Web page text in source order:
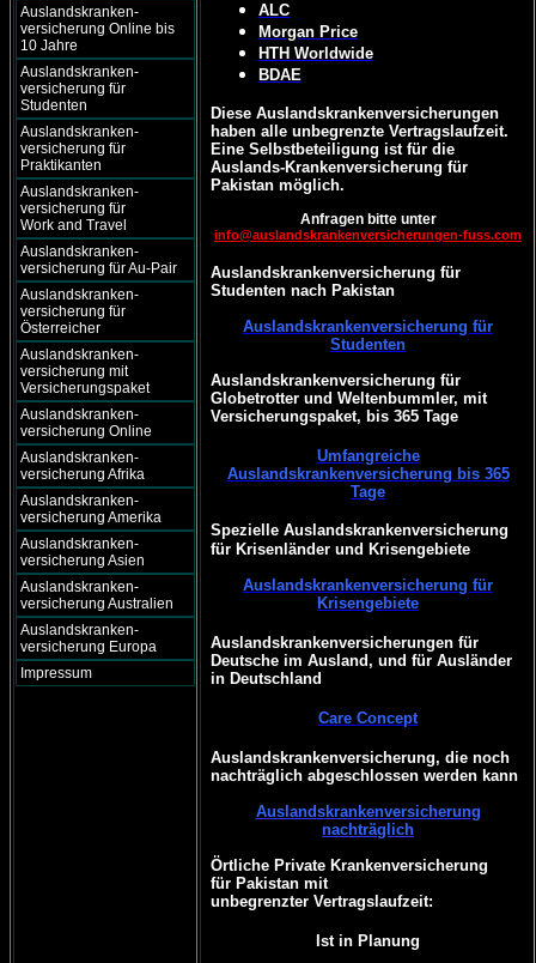
Auslandskranken-
versicherung Online bis
10 Jahre
Auslandskranken-
versicherung für
Studenten
Auslandskranken-
versicherung für
Praktikanten
Auslandskranken-
versicherung für
Work and Travel
Auslandskranken-
versicherung für Au-Pair
Auslandskranken-
versicherung für
Österreicher
Auslandskranken-
versicherung mit
Versicherungspaket
Auslandskranken-
versicherung Online
Auslandskranken-
versicherung Afrika
Auslandskranken-
versicherung Amerika
Auslandskranken-
versicherung Asien
Auslandskranken-
versicherung Australien
Auslandskranken-
versicherung Europa
Impressum
ALC
Morgan Price
HTH Worldwide
BDAE
Diese Auslandskrankenversicherungen
haben alle unbegrenzte Vertragslaufzeit.
Eine Selbstbeteiligung ist für die
Auslands-Krankenversicherung für
Pakistan möglich.
Anfragen bitte unter
info@auslandskrankenversicherungen-fuss.com
Auslandskrankenversicherung für
Studenten nach Pakistan
Auslandskrankenversicherung für
Studenten
Auslandskrankenversicherung für
Globetrotter und Weltenbummler, mit
Versicherungspaket, bis 365 Tage
Umfangreiche
Auslandskrankenversicherung bis 365
Tage
Spezielle Auslandskrankenversicherung
für Krisenländer und Krisengebiete
Auslandskrankenversicherung für
Krisengebiete
Auslandskrankenversicherungen für
Deutsche im Ausland, und für Ausländer
in Deutschland
Care Concept
Auslandskrankenversicherung, die noch
nachträglich abgeschlossen werden kann
Auslandskrankenversicherung
nachträglich
Örtliche Private Krankenversicherung
für Pakistan mit
unbegrenzter Vertragslaufzeit:
Ist in Planung